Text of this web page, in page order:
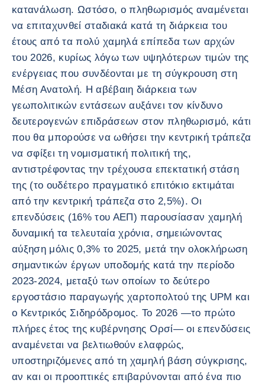
κατανάλωση. Ωστόσο, ο πληθωρισμός αναμένεται
να επιταχυνθεί σταδιακά κατά τη διάρκεια του
έτους από τα πολύ χαμηλά επίπεδα των αρχών
του 2026, κυρίως λόγω των υψηλότερων τιμών της
ενέργειας που συνδέονται με τη σύγκρουση στη
Μέση Ανατολή. Η αβέβαιη διάρκεια των
γεωπολιτικών εντάσεων αυξάνει τον κίνδυνο
δευτερογενών επιδράσεων στον πληθωρισμό, κάτι
που θα μπορούσε να ωθήσει την κεντρική τράπεζα
να σφίξει τη νομισματική πολιτική της,
αντιστρέφοντας την τρέχουσα επεκτατική στάση
της (το ουδέτερο πραγματικό επιτόκιο εκτιμάται
από την κεντρική τράπεζα στο 2,5%). Οι
επενδύσεις (16% του ΑΕΠ) παρουσίασαν χαμηλή
δυναμική τα τελευταία χρόνια, σημειώνοντας
αύξηση μόλις 0,3% το 2025, μετά την ολοκλήρωση
σημαντικών έργων υποδομής κατά την περίοδο
2023-2024, μεταξύ των οποίων το δεύτερο
εργοστάσιο παραγωγής χαρτοπολτού της UPM και
ο Κεντρικός Σιδηρόδρομος. Το 2026 —το πρώτο
πλήρες έτος της κυβέρνησης Ορσί— οι επενδύσεις
αναμένεται να βελτιωθούν ελαφρώς,
υποστηριζόμενες από τη χαμηλή βάση σύγκρισης,
αν και οι προοπτικές επιβαρύνονται από ένα πιο